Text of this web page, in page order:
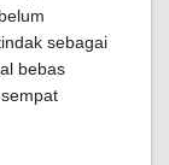
sebagai
bebas